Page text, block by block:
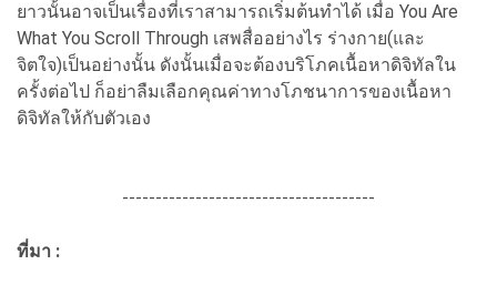
ยาวนั้นอาจเป็นเรื่องที่เราสามารถเริ่มต้นทำได้ เมื่อ You Are
What You Scroll Through เสพสื่ออย่างไร ร่างกาย(และ
จิตใจ)เป็นอย่างนั้น ดังนั้นเมื่อจะต้องบริโภคเนื้อหาดิจิทัลใน
ครั้งต่อไป ก็อย่าลืมเลือกคุณค่าทางโภชนาการของเนื้อหา
ดิจิทัลให้กับตัวเอง
--------------------------------------
ที่มา :